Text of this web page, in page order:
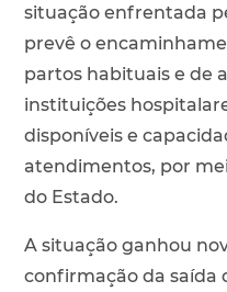
situação enfrentada
prevê o
partos habituais e de
instituições
disponíveis e
atendimentos, por
do Estado.
A situação ganhou
confirmação da saída